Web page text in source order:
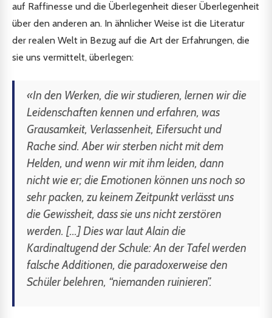
auf Raffinesse und die Überlegenheit dieser Überlegenheit
über den anderen an. In ähnlicher Weise ist die Literatur
der realen Welt in Bezug auf die Art der Erfahrungen, die
sie uns vermittelt, überlegen:
«In den Werken, die wir studieren, lernen wir die
Leidenschaften kennen und erfahren, was
Grausamkeit, Verlassenheit, Eifersucht und
Rache sind. Aber wir sterben nicht mit dem
Helden, und wenn wir mit ihm leiden, dann
nicht wie er; die Emotionen können uns noch so
sehr packen, zu keinem Zeitpunkt verlässt uns
die Gewissheit, dass sie uns nicht zerstören
werden. [...] Dies war laut Alain die
Kardinaltugend der Schule: An der Tafel werden
falsche Additionen, die paradoxerweise den
Schüler belehren, “niemanden ruinieren”.